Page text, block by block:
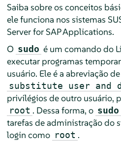
Saiba sobre os conceitos
ele funciona nos sistemas
Server for SAP Applications.
O sudo é um comando do
executar programas
usuário. Ele é a abreviação de
substitute user and
privilégios de outro usuário,
root . Dessa forma, o sudo
tarefas de administração do
login como root .